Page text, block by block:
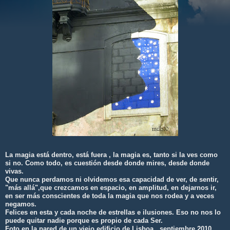
La magia está dentro, está fuera , la magia es, tanto si la ves como
si no. Como todo, es cuestión desde donde mires, desde donde
vivas.
Que nunca perdamos ni olvidemos esa capacidad de ver, de sentir,
"más allá",que crezcamos en espacio, en amplitud, en dejarnos ir,
en ser más conscientes de toda la magia que nos rodea y a veces
negamos.
Felices en esta y cada noche de estrellas e ilusiones. Eso no nos lo
puede quitar nadie porque es propio de cada Ser.